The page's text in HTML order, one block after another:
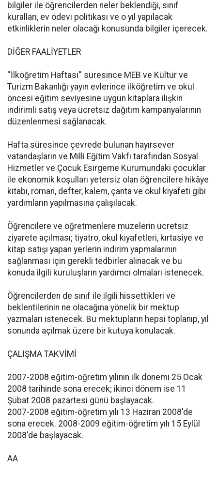
bilgiler ile öğrencilerden neler beklendiği, sınıf
kuralları, ev ödevi politikası ve o yıl yapılacak
etkinliklerin neler olacağı konusunda bilgiler içerecek.
DİĞER FAALİYETLER
''İlköğretim Haftası'' süresince MEB ve Kültür ve
Turizm Bakanlığı yayın evlerince ilköğretim ve okul
öncesi eğitim seviyesine uygun kitaplara ilişkin
indirimli satış veya ücretsiz dağıtım kampanyalarının
düzenlenmesi sağlanacak.
Hafta süresince çevrede bulunan hayırsever
vatandaşların ve Milli Eğitim Vakfı tarafından Sosyal
Hizmetler ve Çocuk Esirgeme Kurumundaki çocuklar
ile ekonomik koşulları yetersiz olan öğrencilere hikâye
kitabı, roman, defter, kalem, çanta ve okul kıyafeti gibi
yardımların yapılmasına çalışılacak.
Öğrencilere ve öğretmenlere müzelerin ücretsiz
ziyarete açılması; tiyatro, okul kıyafetleri, kırtasiye ve
kitap satışı yapan yerlerin indirim yapmalarının
sağlanması için gerekli tedbirler alınacak ve bu
konuda ilgili kuruluşların yardımcı olmaları istenecek.
Öğrencilerden de sınıf ile ilgili hissettikleri ve
beklentilerinin ne olacağına yönelik bir mektup
yazmaları istenecek. Bu mektupların hepsi toplanıp, yıl
sonunda açılmak üzere bir kutuya konulacak.
ÇALIŞMA TAKVİMİ
2007-2008 eğitim-öğretim yılının ilk dönemi 25 Ocak
2008 tarihinde sona erecek; ikinci dönem ise 11
Şubat 2008 pazartesi günü başlayacak.
2007-2008 eğitim-öğretim yılı 13 Haziran 2008'de
sona erecek. 2008-2009 eğitim-öğretim yılı 15 Eylül
2008'de başlayacak.
AA